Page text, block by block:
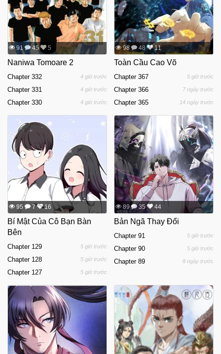
91 45 5
Naniwa Tomoare 2
Chapter 332 4 giờ trước
Chapter 331 4 giờ trước
Chapter 330 4 giờ trước
98 48 11
Toàn Cầu Cao Võ
Chapter 367 5 giờ trước
Chapter 366 7 ngày trước
Chapter 365 14 ngày trước
95 7 16
Bí Mật Của Cô Bạn Bàn
Bên
Chapter 129 5 giờ trước
Chapter 128 5 giờ trước
Chapter 127 5 giờ trước
89 35 44
Bản Ngã Thay Đổi
Chapter 91 5 giờ trước
Chapter 90 5 giờ trước
Chapter 89 8 ngày trước